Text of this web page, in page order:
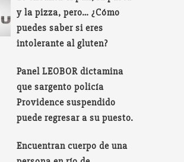
y la pizza, pero… ¿Cómo
puedes saber si eres
intolerante al gluten?
Panel LEOBOR dictamina
que sargento policía
Providence suspendido
puede regresar a su puesto.
Encuentran cuerpo de una